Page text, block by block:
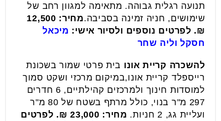
תנועה רגלית גבוהה. מתאימה למגוון רחב של
שימושים, חניה זמינה בסביבה.
מחיר: 12,500
₪. לפרטים נוספים ולסיור אישי: מיכאל
חסקל וליה שחר
להשכרה קריית אונו בית פרטי שמור בשכונת
רייספלד קריית אונו,במיקום מרכזי ושקט סמוך
למוסדות חינוך ולמרכזים קהילתיים, 6 חדרים
297 מ"ר בנוי, כולל מרתף בשטח של 80 מ"ר
ועליית גג, 2 חניות.
מחיר: 23,000 ₪. לפרטים